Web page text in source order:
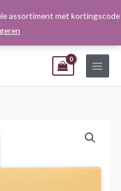
assortiment met kortingscode